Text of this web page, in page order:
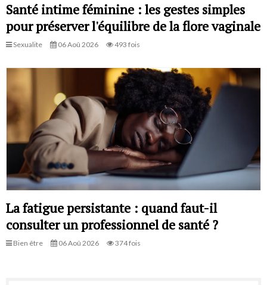
Santé intime féminine : les gestes simples
pour préserver l'équilibre de la flore vaginale
Sexualite 06 Aoû 2026 493 fois
La fatigue persistante : quand faut-il
consulter un professionnel de santé ?
Bien être 06 Aoû 2026 374 fois